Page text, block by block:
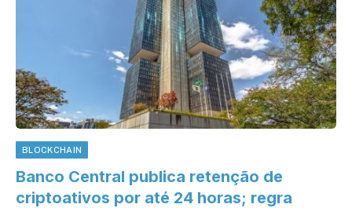
BLOCKCHAIN
Banco Central publica retenção de
criptoativos por até 24 horas; regra